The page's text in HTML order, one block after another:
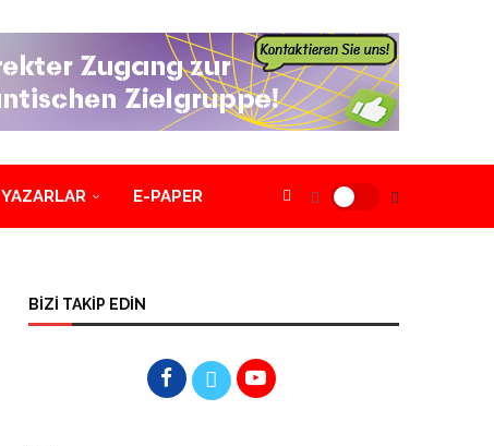
YAZARLAR E-PAPER
BİZİ TAKİP EDİN